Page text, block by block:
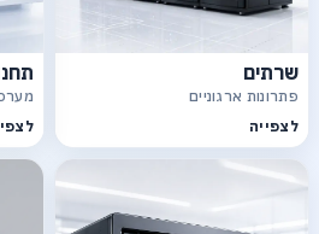
שרתים
פתרונות ארגוניים
לצפייה